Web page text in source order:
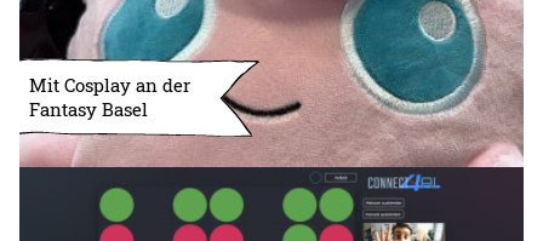
Mit Cosplay an der
Fantasy Basel